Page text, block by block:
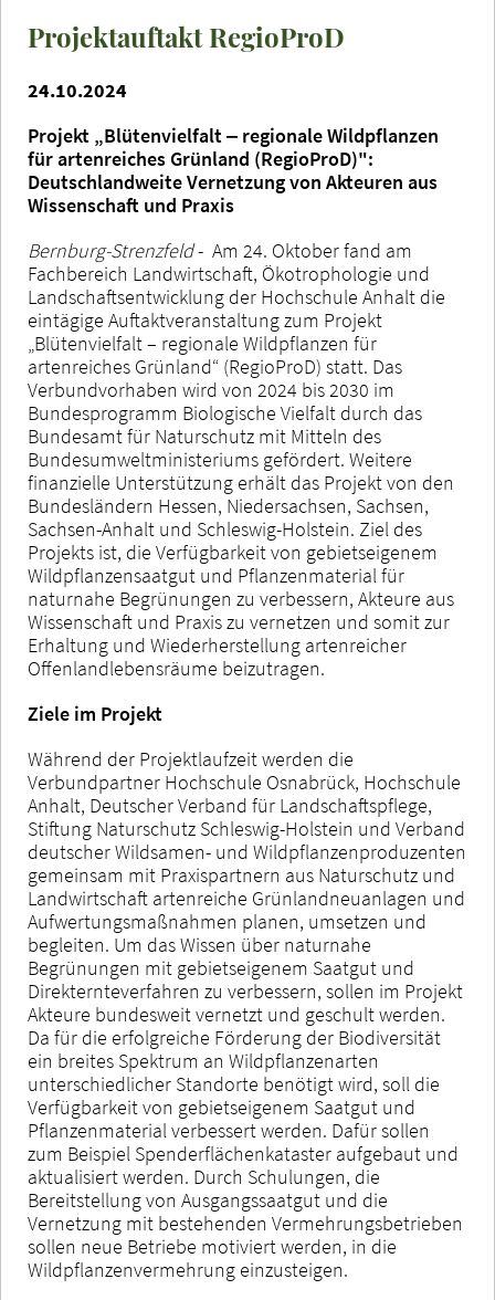
Projektauftakt RegioProD
24.10.2024
Projekt „Blütenvielfalt ‒ regionale Wildpflanzen
für artenreiches Grünland (RegioProD)":
Deutschlandweite Vernetzung von Akteuren aus
Wissenschaft und Praxis
Bernburg-Strenzfeld- Am 24. Oktober fand am
Fachbereich Landwirtschaft, Ökotrophologie und
Landschaftsentwicklung der Hochschule Anhalt die
eintägige Auftaktveranstaltung zum Projekt
„Blütenvielfalt – regionale Wildpflanzen für
artenreiches Grünland“ (RegioProD) statt. Das
Verbundvorhaben wird von 2024 bis 2030 im
Bundesprogramm Biologische Vielfalt durch das
Bundesamt für Naturschutz mit Mitteln des
Bundesumweltministeriums gefördert. Weitere
finanzielle Unterstützung erhält das Projekt von den
Bundesländern Hessen, Niedersachsen, Sachsen,
Sachsen-Anhalt und Schleswig-Holstein. Ziel des
Projekts ist, die Verfügbarkeit von gebietseigenem
Wildpflanzensaatgut und Pflanzenmaterial für
naturnahe Begrünungen zu verbessern, Akteure aus
Wissenschaft und Praxis zu vernetzen und somit zur
Erhaltung und Wiederherstellung artenreicher
Offenlandlebensräume beizutragen.
Ziele im Projekt
Während der Projektlaufzeit werden die
Verbundpartner Hochschule Osnabrück, Hochschule
Anhalt, Deutscher Verband für Landschaftspflege,
Stiftung Naturschutz Schleswig-Holstein und Verband
deutscher Wildsamen- und Wildpflanzenproduzenten
gemeinsam mit Praxispartnern aus Naturschutz und
Landwirtschaft artenreiche Grünlandneuanlagen und
Aufwertungsmaßnahmen planen, umsetzen und
begleiten. Um das Wissen über naturnahe
Begrünungen mit gebietseigenem Saatgut und
Direkternteverfahren zu verbessern, sollen im Projekt
Akteure bundesweit vernetzt und geschult werden.
Da für die erfolgreiche Förderung der Biodiversität
ein breites Spektrum an Wildpflanzenarten
unterschiedlicher Standorte benötigt wird, soll die
Verfügbarkeit von gebietseigenem Saatgut und
Pflanzenmaterial verbessert werden. Dafür sollen
zum Beispiel Spenderflächenkataster aufgebaut und
aktualisiert werden. Durch Schulungen, die
Bereitstellung von Ausgangssaatgut und die
Vernetzung mit bestehenden Vermehrungsbetrieben
sollen neue Betriebe motiviert werden, in die
Wildpflanzenvermehrung einzusteigen.